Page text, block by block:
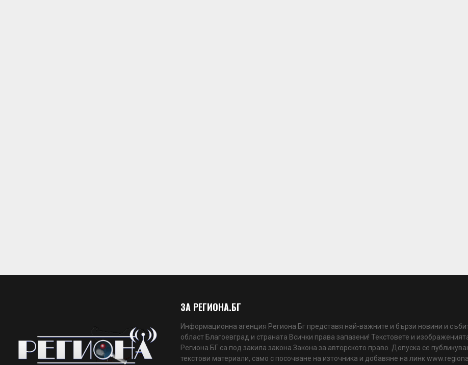
ЗА РЕГИОНА.БГ
Информационна агенция Региона Бг представя най-важните и бързи новини и
област Благоевград и страната Всички права запазени! Текстовете и
Региона БГ са под закила закона Закона за авторското право. Допуска се
текстови материали, само с посочване на източника и добавяне на линк